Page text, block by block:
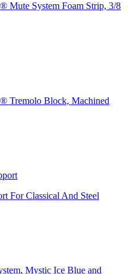
Mute System Foam Strip, 3/8
Tremolo Block, Machined
For Classical And Steel